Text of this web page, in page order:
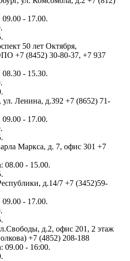
- 17.00.
50 лет Октября,
+7 (8452) 30-80-37, +7 937
- 15.30.
ул. Ленина, д.392 +7 (8652) 71-
- 17.00.
Маркса, д. 7, офис 301 +7
08.00 - 15.00.
д.14/7 +7 (3452)59-
- 17.00.
д.2, офис 201, 2 этаж
+7 (4852) 208-188
09.00 - 16:00.